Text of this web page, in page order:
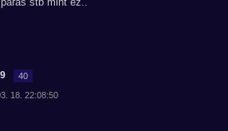
40
18. 22:08:50